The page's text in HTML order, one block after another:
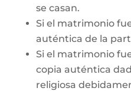
se casan.
Si el matrimonio
auténtica de la
Si el matrimonio
copia auténtica
religiosa